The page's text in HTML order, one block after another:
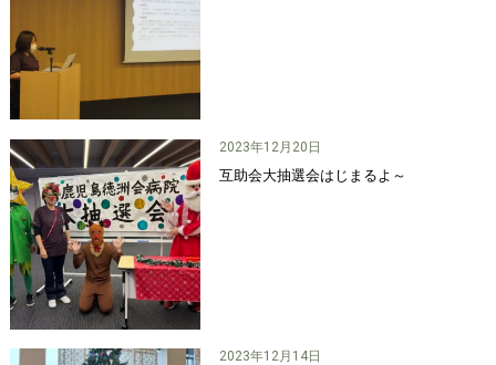
2023年12月20日
互助会大抽選会はじまるよ～
2023年12月14日